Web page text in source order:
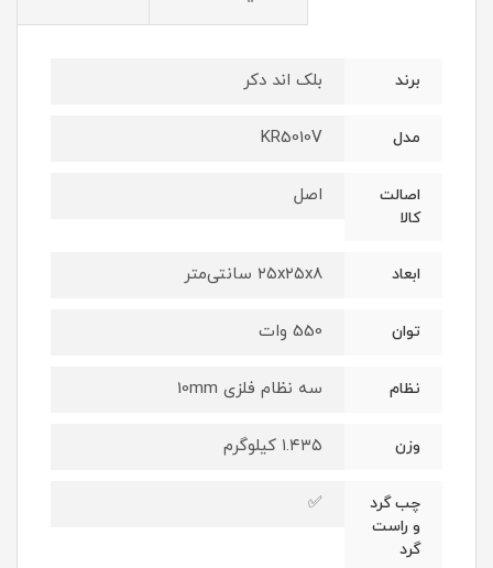
برند بلک اند دکر
مدل KR5010V
اصالت
کالا
اصل
ابعاد ۲۵x۲۵x۸ سانتی‌متر
توان 550 وات
نظام سه نظام فلزی 10mm
وزن ۱.۴۳۵ کیلوگرم
چب گرد
و راست
گرد
✅